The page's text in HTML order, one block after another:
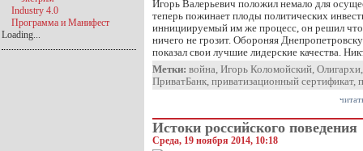
Игорь Валерьевич положил немало для
теперь пожинает плоды политических
иннициируемый им же процесс, он решил
ничего не грозит. Обороняя
показал свои лучшие лидерские качества.
Метки: война, Игорь Коломойский, Олигархи
ПриватБанк, приватизационный сертификат,
Истоки российского поведения
Среда, 19 ноября 2014, 10:18
Industry 4.0
Программа и Манифест
Loading...